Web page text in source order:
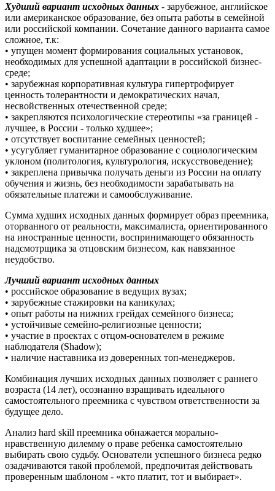
Худший вариант исходных данных - зарубежное, английское
или американское образование, без опыта работы в семейной
или российской компании. Сочетание данного варианта самое
сложное, т.к:
• упущен момент формирования социальных установок,
необходимых для успешной адаптации в российской бизнес-
среде;
• зарубежная корпоративная культура гипертрофирует
ценность толерантности и демократических начал,
несвойственных отечественной среде;
• закрепляются психологические стереотипы «за границей -
лучшее, в России - только худшее»;
• отсутствует воспитание семейных ценностей;
• усугубляет гуманитарное образование с социологическим
уклоном (политология, культурология, искусствоведение);
• закреплена привычка получать деньги из России на оплату
обучения и жизнь, без необходимости зарабатывать на
обязательные платежи и самообслуживание.
Сумма худших исходных данных формирует образ преемника,
оторванного от реальности, максималиста, ориентированного
на иностранные ценности, воспринимающего обязанность
надсмотрщика за отцовским бизнесом, как навязанное
неудобство.
Лучший вариант исходных данных
• российское образование в ведущих вузах;
• зарубежные стажировки на каникулах;
• опыт работы на нижних грейдах семейного бизнеса;
• устойчивые семейно-религиозные ценности;
• участие в проектах с отцом-основателем в режиме
наблюдателя (Shadow);
• наличие наставника из доверенных топ-менеджеров.
Комбинация лучших исходных данных позволяет с раннего
возраста (14 лет), осознанно взращивать идеального
самостоятельного преемника с чувством ответственности за
будущее дело.
Анализ hard skill преемника обнажается морально-
нравственную дилемму о праве ребенка самостоятельно
выбирать свою судьбу. Основатели успешного бизнеса редко
озадачиваются такой проблемой, предпочитая действовать
проверенным шаблоном - «кто платит, тот и выбирает».